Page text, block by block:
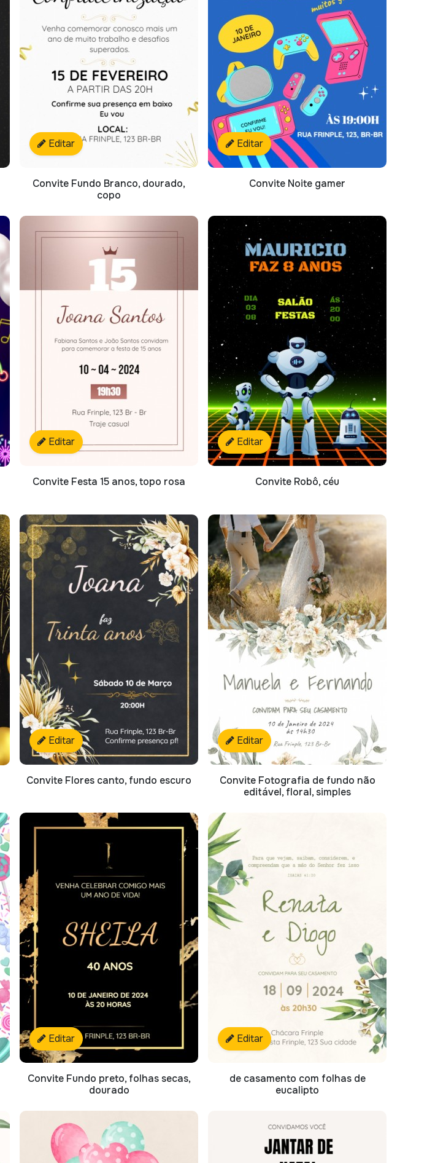
Editar
Convite Fundo Branco, dourado,
copo
Editar
Convite Noite gamer
Editar
Convite Festa 15 anos, topo rosa
Editar
Convite Robô, céu
Editar
Convite Flores canto, fundo escuro
Editar
Convite Fotografia de fundo não
editável, floral, simples
Editar
Convite Fundo preto, folhas secas,
dourado
Editar
de casamento com folhas de
eucalipto